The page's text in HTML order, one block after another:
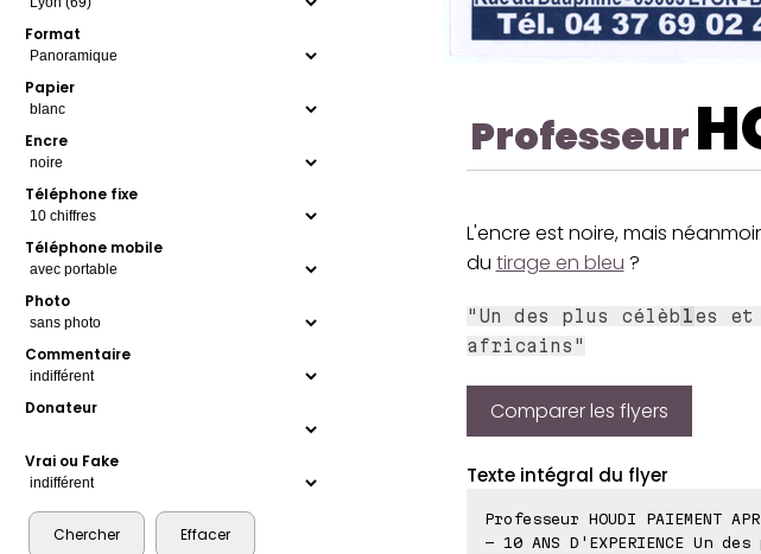
Format
Papier
Encre
Téléphone fixe
Téléphone mobile
Photo
Commentaire
Donateur
Vrai ou Fake
Professeur
L'encre est noire, mais
du tirage en bleu ?
"Un des plus célèb les et
africains"
Comparer les flyers
Texte intégral du flyer
Professeur HOUDI PAIEMENT
- 10 ANS D'EXPERIENCE Un